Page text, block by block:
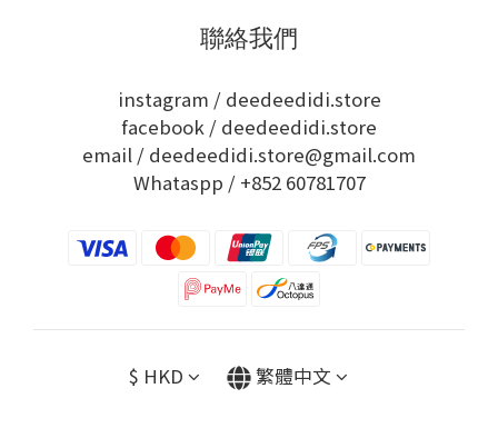
聯絡我們
instagram / deedeedidi.store
facebook / deedeedidi.store
email / deedeedidi.store@gmail.com
Whataspp / +852 60781707
$ HKD 繁體中文